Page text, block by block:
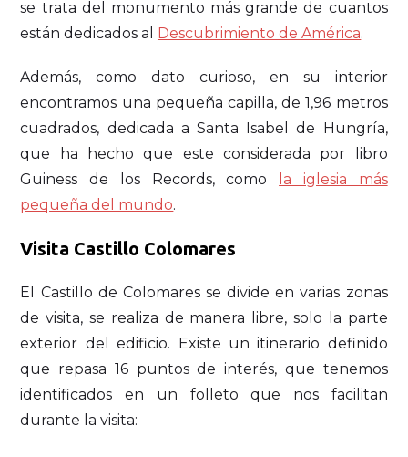
se trata del monumento más grande de cuantos
están dedicados al
Descubrimiento de América.
Además, como dato curioso, en su interior
encontramos una pequeña capilla, de 1,96 metros
cuadrados, dedicada a Santa Isabel de Hungría,
que ha hecho que este considerada por libro
Guiness de los Records, como
la iglesia más
pequeña del mundo.
Visita Castillo Colomares
El Castillo de Colomares se divide en varias zonas
de visita, se realiza de manera libre, solo la parte
exterior del edificio. Existe un itinerario definido
que repasa 16 puntos de interés, que tenemos
identificados en un folleto que nos facilitan
durante la visita: